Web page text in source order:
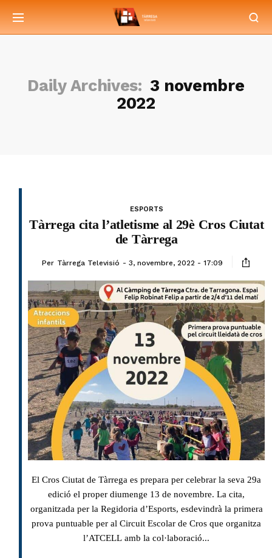
Daily Archives: 3 novembre
2022
ESPORTS
Tàrrega cita l’atletisme al 29è Cros Ciutat
de Tàrrega
Per Tàrrega Televisió 3, novembre, 2022 - 17:09
El Cros Ciutat de Tàrrega es prepara per celebrar la seva 29a
edició el proper diumenge 13 de novembre. La cita,
organitzada per la Regidoria d’Esports, esdevindrà la primera
prova puntuable per al Circuit Escolar de Cros que organitza
l’ATCELL amb la col·laboració...